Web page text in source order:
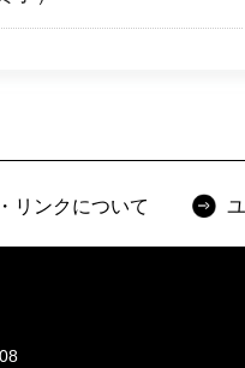
リンクについて